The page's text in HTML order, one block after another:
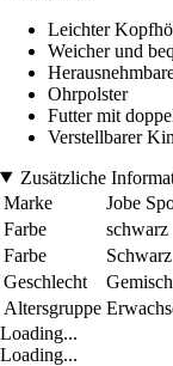
Leichter
Weicher und
Ohrpolster
Futter mit
Verstellbarer
Zusätzliche
Marke
Jobe
Farbe
schwarz
Farbe
Schwarz
Geschlecht
Altersgruppe
Loading...
Loading...